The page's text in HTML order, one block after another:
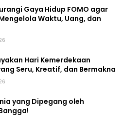
Gaya Hidup FOMO agar
Waktu, Uang, dan
Hari Kemerdekaan
Seru, Kreatif, dan Bermakna
yang Dipegang oleh